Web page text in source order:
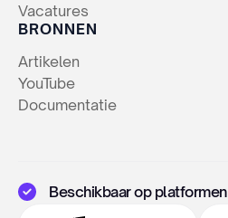
Vacatures
BRONNEN
Artikelen
YouTube
Documentatie
Beschikbaar op platformen